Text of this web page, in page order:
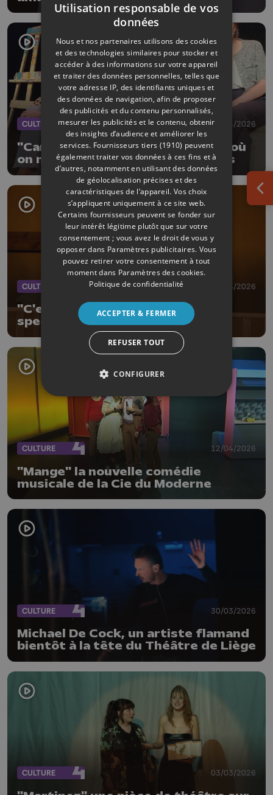
CULTURE 19/04/2026
"Cartons et vérité" une comédie où
on ne déballe pas que des cartons
CULTURE 18/04/2026
"C'est pas rien", le nouveau
spectacle du Grandgousier
CULTURE 12/04/2026
"Mange" la nouvelle comédie
musicale de la Cie du Moderne
CULTURE 30/03/2026
Michael De Cock, un artiste flamand
bientôt à la tête du Théâtre de Liège
CULTURE 03/03/2026
Utilisation responsable de vos
données
Nous et nos partenaires utilisons des cookies
et des technologies similaires pour stocker et
accéder à des informations sur votre appareil
et traiter des données personnelles, telles que
votre adresse IP, des identifiants uniques et
des données de navigation, afin de proposer
des publicités et du contenu personnalisés,
mesurer les publicités et le contenu, obtenir
des insights d’audience et améliorer les
services. Fournisseurs tiers (1910) peuvent
également traiter vos données à ces fins et à
d’autres, notamment en utilisant des données
de géolocalisation précises et des
caractéristiques de l’appareil. Vos choix
s’appliquent uniquement à ce site web.
Certains fournisseurs peuvent se fonder sur
leur intérêt légitime plutôt que sur votre
consentement ; vous avez le droit de vous y
opposer dans Paramètres publicitaires. Vous
pouvez retirer votre consentement à tout
moment dans Paramètres des cookies.
Politique de confidentialité
ACCEPTER & FERMER
REFUSER TOUT
CONFIGURER